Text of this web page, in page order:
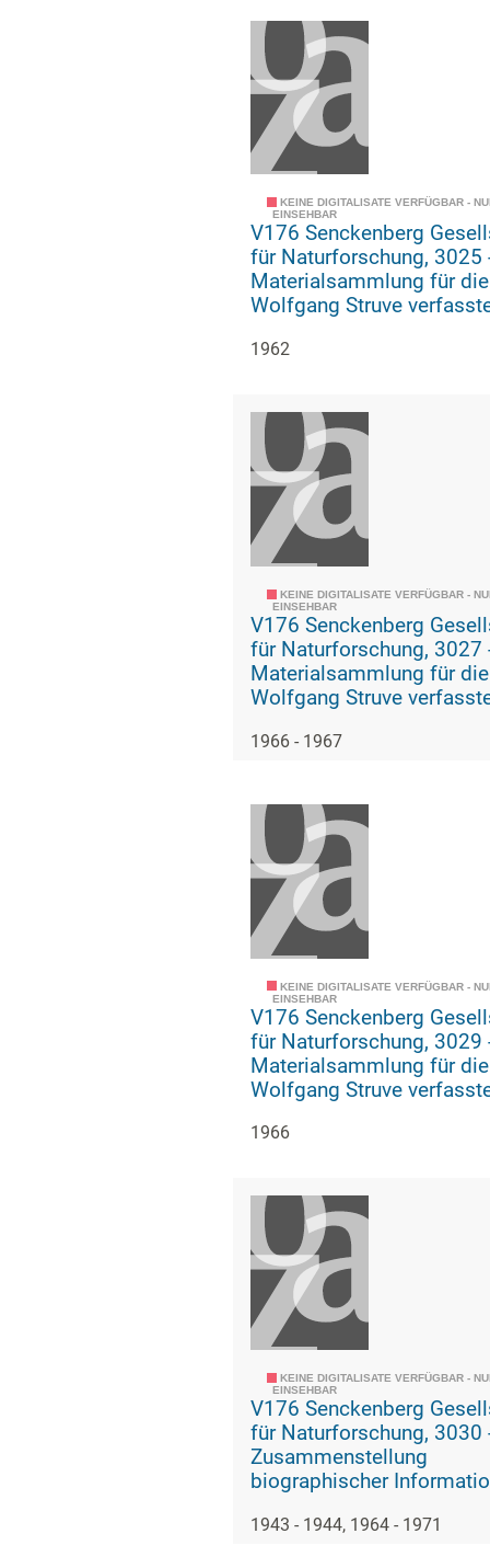
KEINE DIGITALISATE VERFÜGBAR -
EINSEHBAR
V176 Senckenberg
für Naturforschung, 3025 -
Materialsammlung für
Wolfgang Struve
paläozoologischen
1962
KEINE DIGITALISATE VERFÜGBAR -
EINSEHBAR
V176 Senckenberg
für Naturforschung, 3027 -
Materialsammlung für
Wolfgang Struve
paläozoologischen
1966 - 1967
KEINE DIGITALISATE VERFÜGBAR -
EINSEHBAR
V176 Senckenberg
für Naturforschung, 3029 -
Materialsammlung für
Wolfgang Struve
paläozoologischen
1966
KEINE DIGITALISATE VERFÜGBAR -
EINSEHBAR
V176 Senckenberg
für Naturforschung, 3030 -
Zusammenstellung
biographischer
Triebel
1943 - 1944, 1964 - 1971